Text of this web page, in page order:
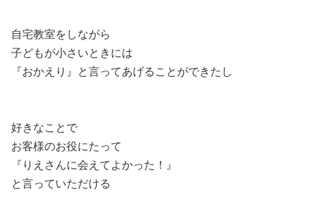
自宅教室をしながら
子どもが小さいときには
『おかえり』と言ってあげることができたし
好きなことで
お客様のお役にたって
『りえさんに会えてよかった！』
と言っていただける